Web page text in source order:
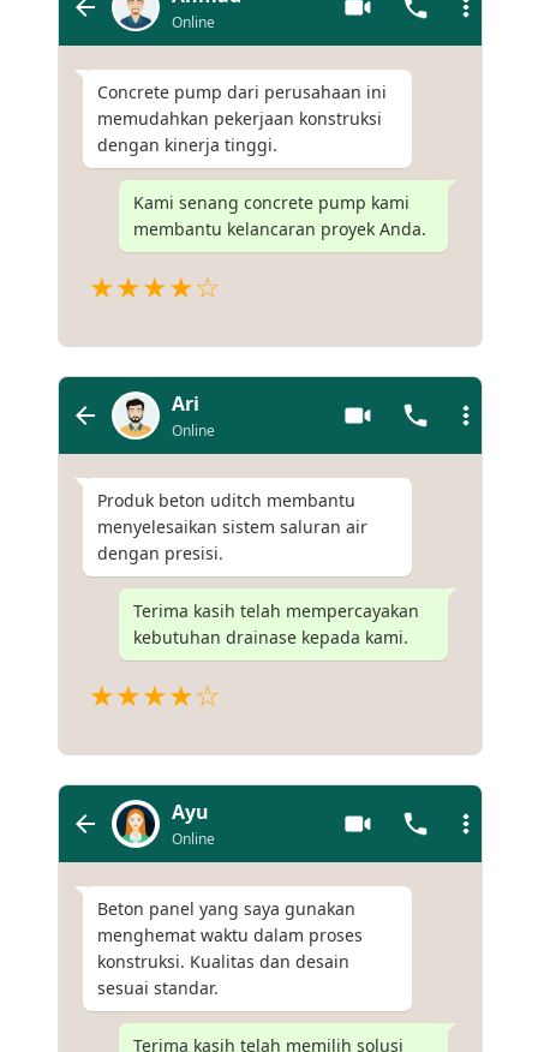
Online
Concrete pump dari perusahaan ini
memudahkan pekerjaan konstruksi
dengan kinerja tinggi.
Kami senang concrete pump kami
membantu kelancaran proyek Anda.
★★★★☆
Ari
Online
Produk beton uditch membantu
menyelesaikan sistem saluran air
dengan presisi.
Terima kasih telah mempercayakan
kebutuhan drainase kepada kami.
★★★★☆
Ayu
Online
Beton panel yang saya gunakan
menghemat waktu dalam proses
konstruksi. Kualitas dan desain
sesuai standar.
Terima kasih telah memilih solusi